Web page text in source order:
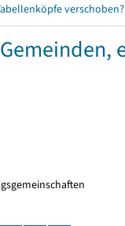
verschoben?